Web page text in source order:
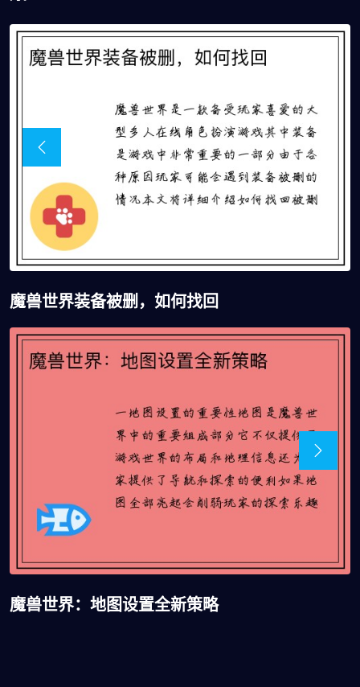
魔兽世界装备被删，如何找回
魔兽世界：地图设置全新策略